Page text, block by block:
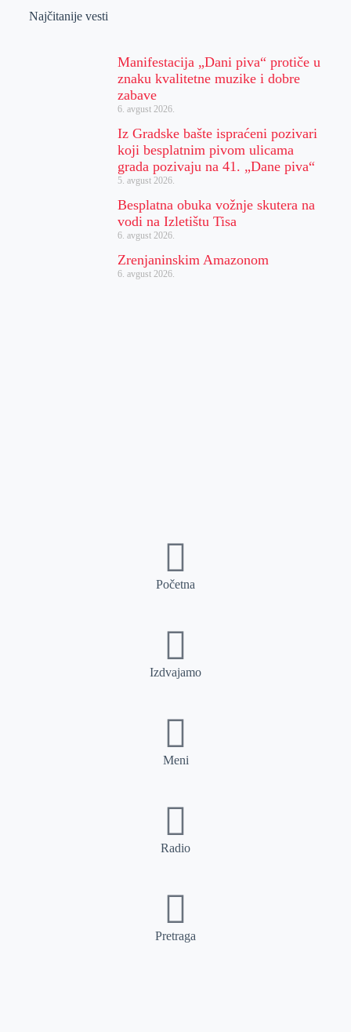
Najčitanije vesti
Manifestacija „Dani piva“ protiče u
znaku kvalitetne muzike i dobre
zabave
6. avgust 2026.
Iz Gradske bašte ispraćeni pozivari
koji besplatnim pivom ulicama
grada pozivaju na 41. „Dane piva“
5. avgust 2026.
Besplatna obuka vožnje skutera na
vodi na Izletištu Tisa
6. avgust 2026.
Zrenjaninskim Amazonom
6. avgust 2026.
Početna
Izdvajamo
Meni
Radio
Pretraga